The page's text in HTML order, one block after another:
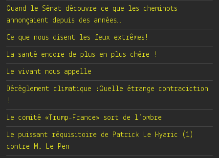
Quand le Sénat découvre ce que les cheminots
annonçaient depuis des années…
Ce que nous disent les feux extrêmes!
La santé encore de plus en plus chère !
Le vivant nous appelle
Dérèglement climatique :Quelle étrange contradiction
!
Le comité «Trump-France» sort de l’ombre
Le puissant réquisitoire de Patrick Le Hyaric (1)
contre M. Le Pen